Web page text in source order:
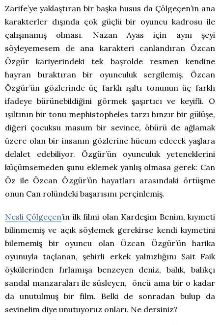
Zarife’ye yaklaştıran bir başka husus da Çölgeçen’in ana
karakterler dışında çok güçlü bir oyuncu kadrosu ile
çalışmamış olması. Nazan Ayas için aynı şeyi
söyleyemesem de ana karakteri canlandıran Özcan
Özgür kariyerindeki tek başrolde resmen kendine
hayran bıraktıran bir oyunculuk sergilemiş. Özcan
Özgür’ün gözlerinde üç farklı ışıltı tonunun üç farklı
ifadeye bürünebildiğini görmek şaşırtıcı ve keyifli. O
ışıltının bir tonu mephistopheles tarzı hınzır bir gülüşe,
diğeri çocuksu masum bir sevince, öbürü de ağlamak
üzere olan bir insanın gözlerine hücum edecek yaşlara
delalet edebiliyor. Özgür’ün oyunculuk yeteneklerini
küçümsemeden şunu eklemek yanlış olmasa gerek: Can
Öz ile Özcan Özgür’ün hayatları arasındaki örtüşme
onun Can rolündeki başarısını perçinlemiş.
Nesli Çölgeçen’in ilk filmi olan Kardeşim Benim, kıymeti
bilinmemiş ve açık söylemek gerekirse kendi kıymetini
bilememiş bir oyuncu olan Özcan Özgür’ün harika
oyunuyla taçlanan, şehirli erkek yalnızlığını Sait Faik
öykülerinden fırlamışa benzeyen deniz, balık, balıkçı
sandal manzaraları ile süsleyen, öncü ama bir o kadar
da unutulmuş bir film. Belki de sonradan bulup da
sevinelim diye unutuyoruz onları. Ne dersiniz?